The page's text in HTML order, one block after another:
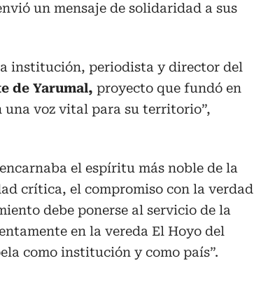
un mensaje de solidaridad a sus
institución, periodista y director del
de Yarumal, proyecto que fundó en
una voz vital para su territorio”,
el espíritu más noble de la
crítica, el compromiso con la verdad
debe ponerse al servicio de la
en la vereda El Hoyo del
como institución y como país”.